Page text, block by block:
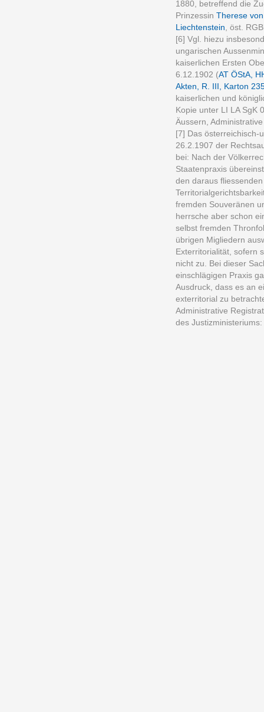
1880, betreffend die
Prinzessin Therese
Liechtenstein, öst.
[6] Vgl. hiezu
ungarischen
kaiserlichen Ersten
6.12.1902 (AT ÖStA,
Akten, R. III, Karton
kaiserlichen und
Kopie unter LI LA SgK
Äussern,
[7] Das österreichisch-
26.2.1907 der
bei: Nach der
Staatenpraxis
den daraus
fremden Souveränen
herrsche aber schon
selbst fremden
übrigen Migliedern
Exterritorialität, sofern
nicht zu. Bei dieser
einschlägigen Praxis
Ausdruck, dass es an
exterritorial zu
Administrative
des